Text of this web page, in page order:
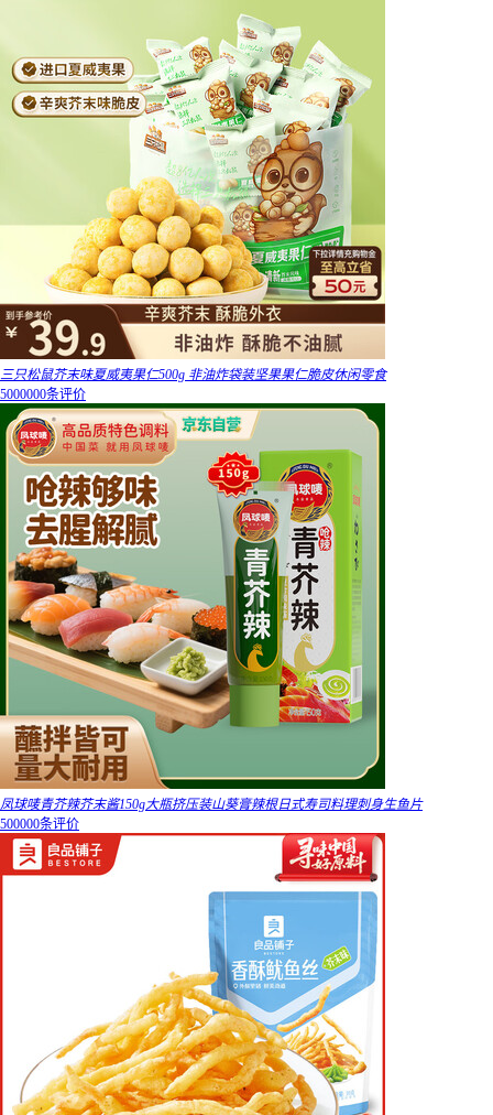
三只松鼠芥末味夏威夷果仁500g 非油炸袋装坚果果仁脆皮休闲零食
5000000条评价
凤球唛青芥辣芥末酱150g大瓶挤压装山葵膏辣根日式寿司料理刺身生鱼片
500000条评价